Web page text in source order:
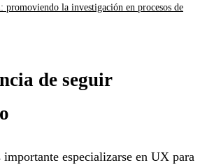
promoviendo la investigación en procesos de
de seguir
especializarse en UX para